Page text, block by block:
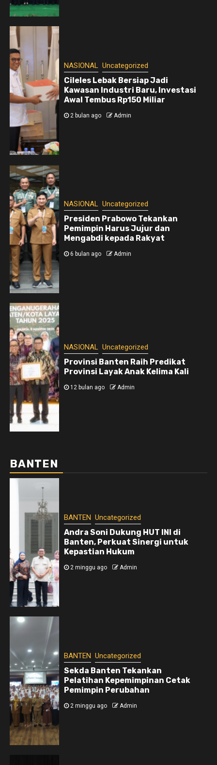
NASIONAL Uncategorized
Cileles Lebak Bersiap Jadi
Kawasan Industri Baru, Investasi
Awal Tembus Rp150 Miliar
2 bulan ago Admin
NASIONAL Uncategorized
Presiden Prabowo Tekankan
Pemimpin Harus Jujur dan
Mengabdi kepada Rakyat
6 bulan ago Admin
NASIONAL Uncategorized
Provinsi Banten Raih Predikat
Provinsi Layak Anak Kelima Kali
12 bulan ago Admin
BANTEN
BANTEN Uncategorized
Andra Soni Dukung HUT INI di
Banten, Perkuat Sinergi untuk
Kepastian Hukum
2 minggu ago Admin
BANTEN Uncategorized
Sekda Banten Tekankan
Pelatihan Kepemimpinan Cetak
Pemimpin Perubahan
2 minggu ago Admin